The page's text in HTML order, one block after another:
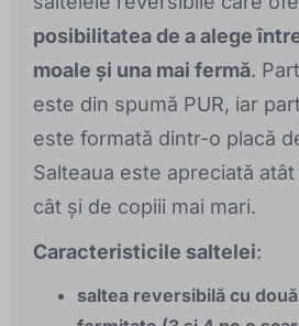
posibilitatea de a alege
moale și una mai fermă.
este din spumă PUR, iar
este formată dintr-o placă
Salteaua este apreciată
cât și de copiii mai mari.
Caracteristicile saltelei:
saltea reversibilă cu